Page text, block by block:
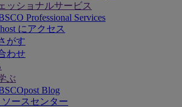
ッショナルサービス
Professional Services
にアクセス
がす
わせ
ぶ
Blog
ソースセンター